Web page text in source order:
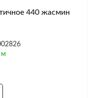
440 жасмин
м